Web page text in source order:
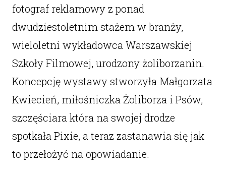
fotograf reklamowy z ponad
dwudziestoletnim stażem w branży,
wieloletni wykładowca Warszawskiej
Szkoły Filmowej, urodzony żoliborzanin.
Koncepcję wystawy stworzyła Małgorzata
Kwiecień, miłośniczka Żoliborza i Psów,
szczęściara która na swojej drodze
spotkała Pixie, a teraz zastanawia się jak
to przełożyć na opowiadanie.